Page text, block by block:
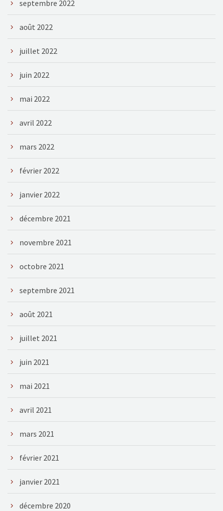
septembre 2022
août 2022
juillet 2022
juin 2022
mai 2022
avril 2022
mars 2022
février 2022
janvier 2022
décembre 2021
novembre 2021
octobre 2021
septembre 2021
août 2021
juillet 2021
juin 2021
mai 2021
avril 2021
mars 2021
février 2021
janvier 2021
décembre 2020